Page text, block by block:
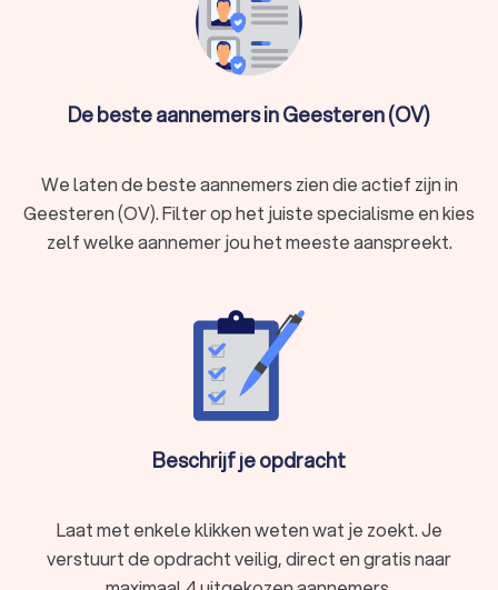
De beste aannemers in Geesteren (OV)
We laten de beste aannemers zien die actief zijn in
Geesteren (OV). Filter op het juiste specialisme en kies
zelf welke aannemer jou het meeste aanspreekt.
Beschrijf je opdracht
Laat met enkele klikken weten wat je zoekt. Je
verstuurt de opdracht veilig, direct en gratis naar